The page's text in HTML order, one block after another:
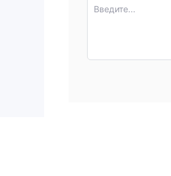
Введите...